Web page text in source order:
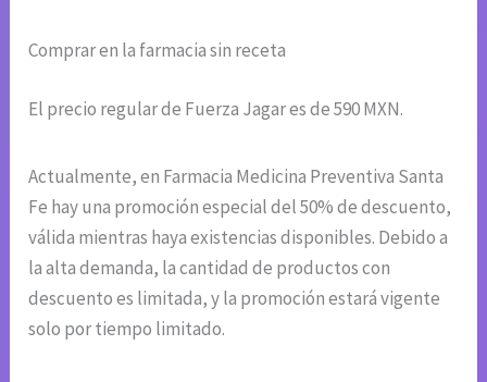
Comprar en la farmacia sin receta
El precio regular de Fuerza Jagar es de 590 MXN.
Actualmente, en Farmacia Medicina Preventiva Santa
Fe hay una promoción especial del 50% de descuento,
válida mientras haya existencias disponibles. Debido a
la alta demanda, la cantidad de productos con
descuento es limitada, y la promoción estará vigente
solo por tiempo limitado.